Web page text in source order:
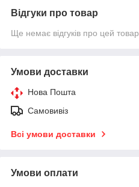
Відгуки про товар
Ще немає відгуків про цей товар
Умови доставки
Нова Пошта
Самовивіз
Всі умови доставки
Умови оплати